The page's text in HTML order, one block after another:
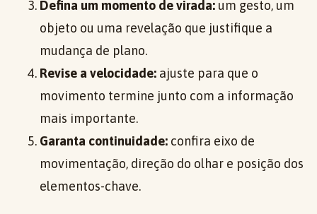
Defina um momento de virada: um gesto, um
objeto ou uma revelação que justifique a
mudança de plano.
Revise a velocidade: ajuste para que o
movimento termine junto com a informação
mais importante.
Garanta continuidade: confira eixo de
movimentação, direção do olhar e posição dos
elementos-chave.